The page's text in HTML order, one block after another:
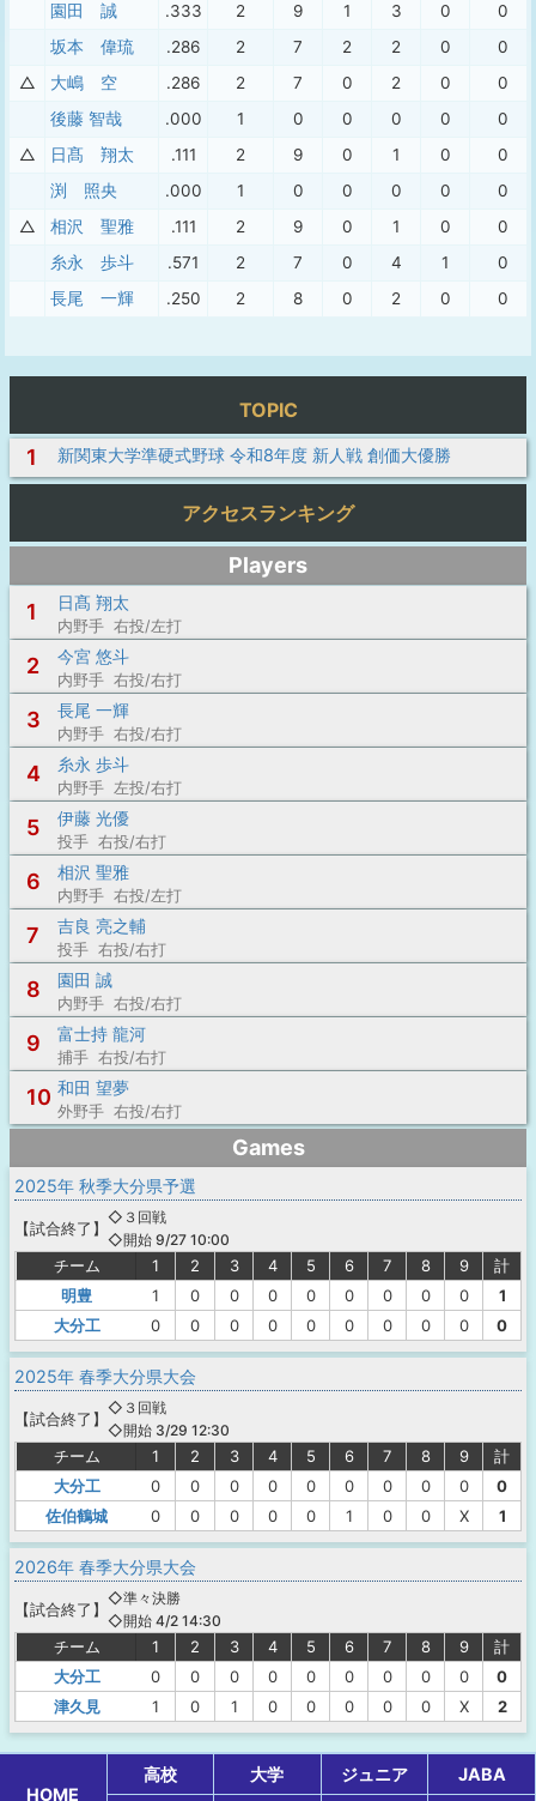
園田 誠
.333 2 9 1 3 0
0
坂本 偉琉
.286 2 7 2 2 0
0
△
大嶋 空 .286 2 7 0 2 0
0
後藤 智哉
.000 1 0 0 0 0
0
△
日髙 翔太 .111 2 9 0 1 0
0
渕 照央
.000 1 0 0 0 0
0
△
相沢 聖雅 .111 2 9 0 1 0
0
糸永 歩斗
.571 2 7 0 4 1
0
長尾 一輝
.250 2 8 0 2 0 0
TOPIC
1 新関東大学準硬式野球 令和8年度 新人戦 創価大優勝
アクセスランキング
Players
1
日髙 翔太
内野手 右投/左打
2 今宮 悠斗
内野手 右投/右打
3 長尾 一輝
内野手 右投/右打
4 糸永 歩斗
内野手 左投/右打
5 伊藤 光優
投手 右投/右打
6 相沢 聖雅
内野手 右投/左打
7 吉良 亮之輔
投手 右投/右打
8 園田 誠
内野手 右投/右打
9 富士持 龍河
捕手 右投/右打
10 和田 望夢
外野手 右投/右打
Games
2025年 秋季大分県予選
【試合終了 】
◇３回戦
◇開始 9/27 10:00
チーム 1 2 3 4 5 6 7 8 9
計
明豊
1 0 0 0 0 0 0 0 0
1
大分工
0 0 0 0 0 0 0 0 0 0
2025年 春季大分県大会
【試合終了 】
◇３回戦
◇開始 3/29 12:30
チーム 1 2 3 4 5 6 7 8 9
計
大分工
0 0 0 0 0 0 0 0 0
0
佐伯鶴城
0 0 0 0 0 1 0 0 X 1
2026年 春季大分県大会
【試合終了 】
◇準々決勝
◇開始 4/2 14:30
チーム 1 2 3 4 5 6 7 8 9
計
大分工
0 0 0 0 0 0 0 0 0
0
津久見
1 0 1 0 0 0 0 0 X 2
HOME
高校 大学 ジュニア JABA